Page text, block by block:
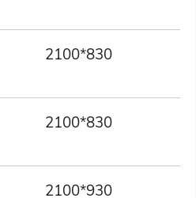
2100*830
2100*830
2100*930